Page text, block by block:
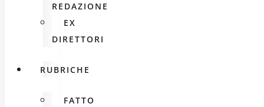
REDAZIONE
EX
DIRETTORI
RUBRICHE
FATTO